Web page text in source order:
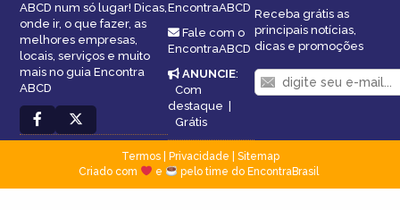
ABCD num só lugar! Dicas,
onde ir, o que fazer, as
melhores empresas,
locais, serviços e muito
mais no guia Encontra
ABCD
EncontraABCD
Fale com o
EncontraABCD
ANUNCIE:
Com
destaque
Grátis
Receba grátis as
principais notícias,
dicas e promoções
Termos| Privacidade
Sitemap
Criado com
e pelo time do EncontraBrasil